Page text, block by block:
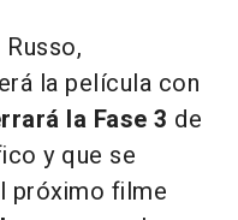
la película con
la Fase 3 de
y que se
próximo filme